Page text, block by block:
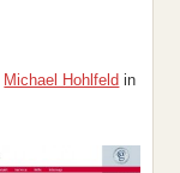
Michael Hohlfeld in